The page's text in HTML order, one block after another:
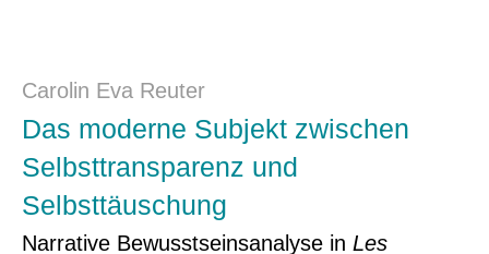
Carolin Eva Reuter
Das moderne Subjekt zwischen
Selbsttransparenz und
Selbsttäuschung
Narrative Bewusstseinsanalyse in Les